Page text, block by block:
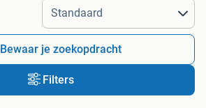
Alle afstanden…
Bewaar je zoekopdracht
Filters